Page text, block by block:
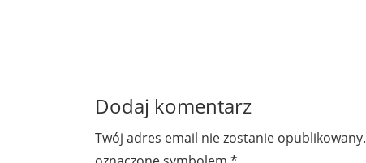
Dodaj komentarz
Twój adres email nie zostanie opublikowany.